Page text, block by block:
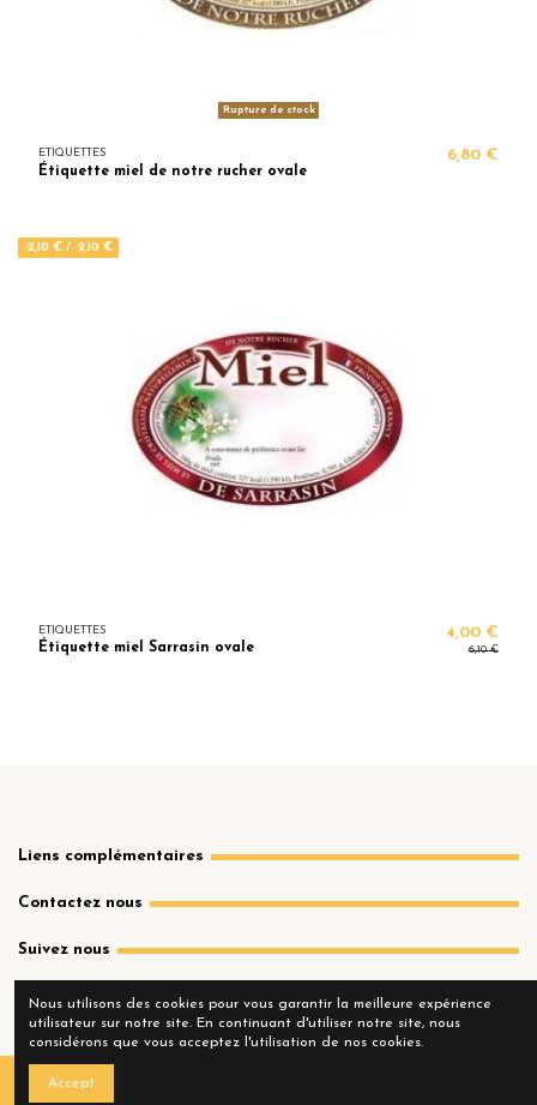
Rupture de stock
ETIQUETTES
Étiquette miel de notre rucher ovale
6,80 €
-2,10 € / -2,10 €
ETIQUETTES
Étiquette miel Sarrasin ovale
4,00 €
6,10 €
Liens complémentaires
Contactez nous
Suivez nous
Nous utilisons des cookies pour vous garantir la meilleure expérience
utilisateur sur notre site. En continuant d'utiliser notre site, nous
considérons que vous acceptez l'utilisation de nos cookies.
Accept